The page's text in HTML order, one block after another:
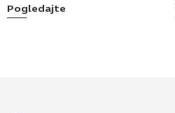
Pogledajte